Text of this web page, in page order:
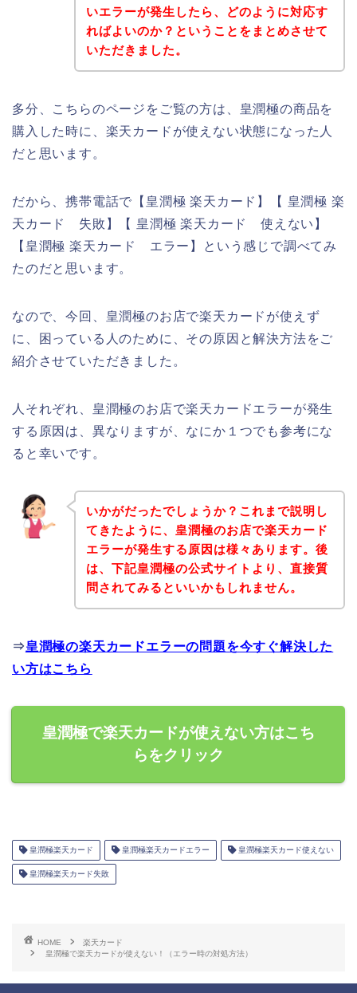
いエラーが発生したら、どのように対応す
ればよいのか？ということをまとめさせて
いただきました。
多分、こちらのページをご覧の方は、皇潤極の商品を
購入した時に、楽天カードが使えない状態になった人
だと思います。
だから、携帯電話で【皇潤極 楽天カード】【 皇潤極 楽
天カード 失敗】【 皇潤極 楽天カード 使えない】
【皇潤極 楽天カード エラー】という感じで調べてみ
たのだと思います。
なので、今回、皇潤極のお店で楽天カードが使えず
に、困っている人のために、その原因と解決方法をご
紹介させていただきました。
人それぞれ、皇潤極のお店で楽天カードエラーが発生
する原因は、異なりますが、なにか１つでも参考にな
ると幸いです。
いかがだったでしょうか？これまで説明し
てきたように、皇潤極のお店で楽天カード
エラーが発生する原因は様々あります。後
は、下記皇潤極の公式サイトより、直接質
問されてみるといいかもしれません。
⇒皇潤極の楽天カードエラーの問題を今すぐ解決した
い方はこちら
皇潤極で楽天カードが使えない方はこち
らをクリック
皇潤極楽天カード 皇潤極楽天カードエラー 皇潤極楽天カード使えない
皇潤極楽天カード失敗
HOME
楽天カード
皇潤極で楽天カードが使えない！（エラー時の対処方法）